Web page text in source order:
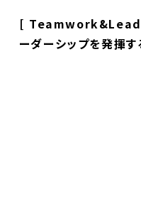
[
ーダーシップを発揮す